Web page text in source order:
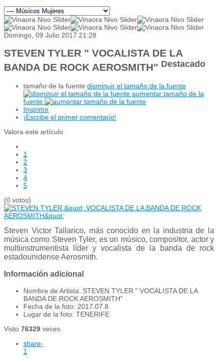
Domingo, 09 Julio 2017 21:28
STEVEN TYLER " VOCALISTA DE LA
BANDA DE ROCK AEROSMITH" Destacado
tamaño de la fuente disminuir el tamaño de la fuente
aumentar tamaño de la
fuente
Imprimir
¡Escribe el primer comentario!
Valora este artículo
1
2
3
4
5
(0 votos)
Steven Victor Tallarico, más conocido en la industria de la
música como Steven Tyler, es un músico, compositor, actor y
multiinstrumentista líder y vocalista de la banda de rock
estadounidense Aerosmith.
Información adicional
Nombre de Artista: STEVEN TYLER " VOCALISTA DE LA
BANDA DE ROCK AEROSMITH"
Fecha de la foto: 2017.07.8
Lugar de la foto: TENERIFE
Visto 76329 veces
share-
1